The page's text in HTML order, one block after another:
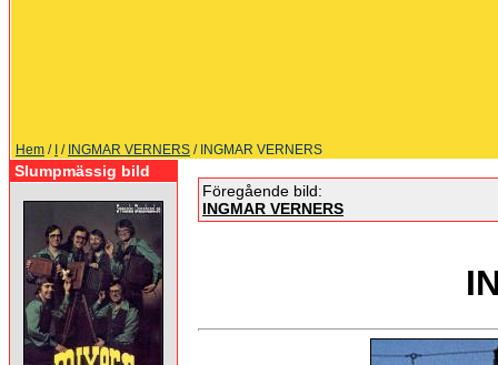
Hem / / INGMAR VERNERS / INGMAR VERNERS
Slumpmässig bild
Föregående bild:
INGMAR VERNERS